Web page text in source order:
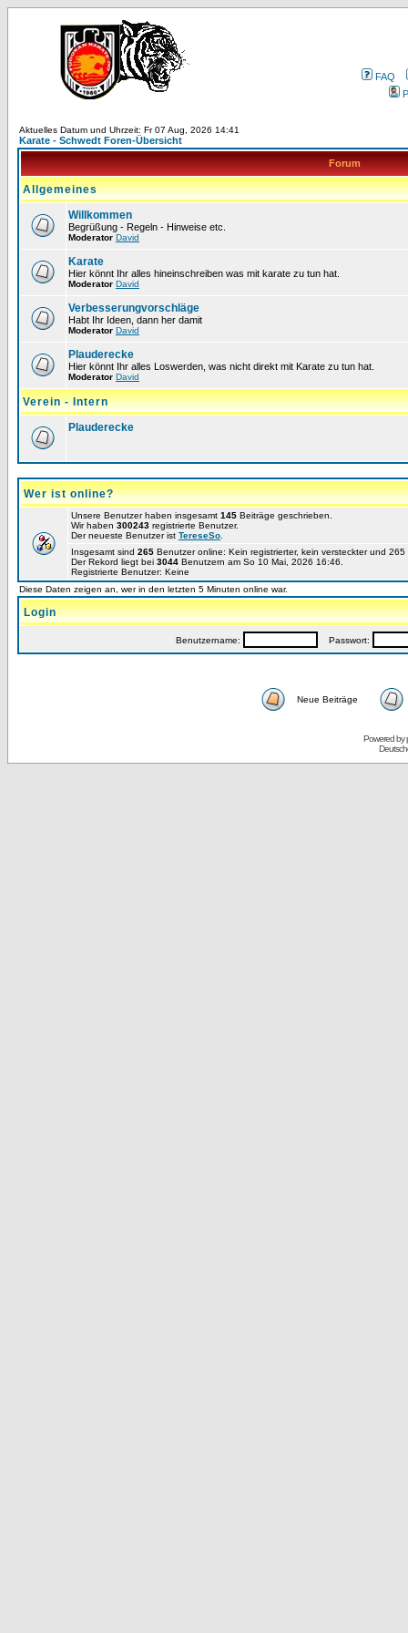
FAQ
Aktuelles Datum und Uhrzeit: Fr 07 Aug, 2026 14:41
Karate - Schwedt Foren-Übersicht
Forum
Allgemeines
Willkommen
Begrüßung - Regeln - Hinweise etc.
Moderator David
Karate
Hier könnt Ihr alles hineinschreiben was mit karate zu tun hat.
Moderator David
Verbesserungvorschläge
Habt Ihr Ideen, dann her damit
Moderator David
Plauderecke
Hier könnt Ihr alles Loswerden, was nicht direkt mit Karate zu tun hat.
Moderator David
Verein - Intern
Plauderecke
Wer ist online?
Unsere Benutzer haben insgesamt 145 Beiträge geschrieben.
Wir haben 300243 registrierte Benutzer.
Der neueste Benutzer ist TereseSo
Insgesamt sind 265 Benutzer online: Kein registrierter, kein versteckter und
Der Rekord liegt bei 3044 Benutzern am So 10 Mai, 2026 16:46.
Registrierte Benutzer: Keine
Diese Daten zeigen an, wer in den letzten 5 Minuten online war.
Login
Benutzername: Passwort:
Neue Beiträge
Powered by